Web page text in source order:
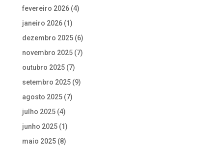
fevereiro 2026(4)
janeiro 2026(1)
dezembro 2025(6)
novembro 2025(7)
outubro 2025(7)
setembro 2025(9)
agosto 2025(7)
julho 2025(4)
junho 2025(1)
maio 2025(8)